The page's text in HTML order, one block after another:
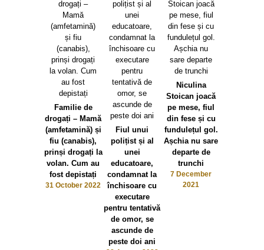
Familie de
drogați – Mamă
(amfetamină) și
fiu (canabis),
prinși drogați la
volan. Cum au
fost depistați
31 October 2022
Fiul unui
polițist și al
unei
educatoare,
condamnat la
închisoare cu
executare
pentru tentativă
de omor, se
ascunde de
peste doi ani
Niculina
Stoican joacă
pe mese, fiul
din fese și cu
fundulețul gol.
Așchia nu sare
departe de
trunchi
7 December
2021